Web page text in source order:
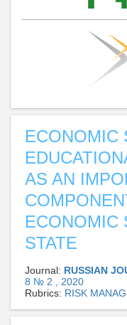
ECONOMIC
AS AN
ECONOMIC
STATE
Journal: RUSSIAN
8 № 2 , 2020
Rubrics: RISK